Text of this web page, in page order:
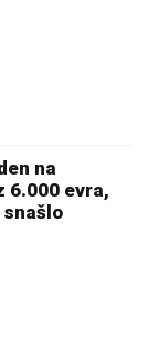
na
6.000 evra,